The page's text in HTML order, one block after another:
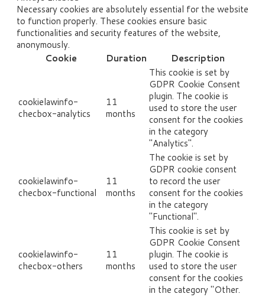
Necessary cookies are absolutely essential for the website
to function properly. These cookies ensure basic
functionalities and security features of the website,
anonymously.
Cookie
Duration Description
cookielawinfo-
checbox-analytics
11
months
This cookie is set by
GDPR Cookie Consent
plugin. The cookie is
used to store the user
consent for the cookies
in the category
"Analytics".
cookielawinfo-
checbox-functional
11
months
The cookie is set by
GDPR cookie consent
to record the user
consent for the cookies
in the category
"Functional".
cookielawinfo-
checbox-others
11
months
This cookie is set by
GDPR Cookie Consent
plugin. The cookie is
used to store the user
consent for the cookies
in the category "Other.